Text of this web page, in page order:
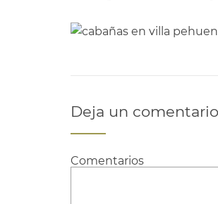
Deja un comentario
Comentarios